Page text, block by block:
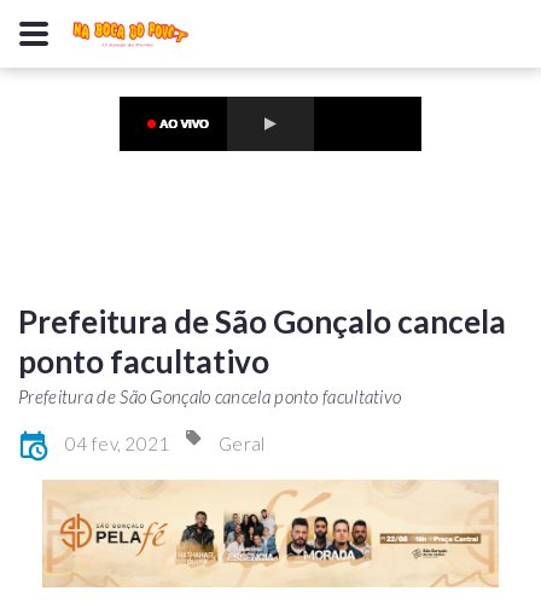
Prefeitura de São Gonçalo cancela
ponto facultativo
Prefeitura de São Gonçalo cancela ponto facultativo
04 fev, 2021 Geral